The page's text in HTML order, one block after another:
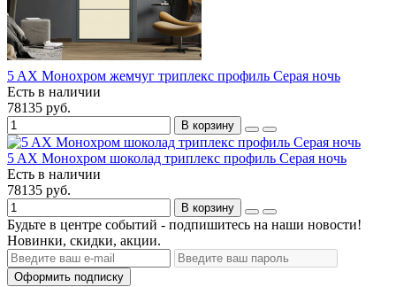
5 AX Монохром жемчуг триплекс профиль Серая ночь
Есть в наличии
78135 руб.
В корзину
5 AX Монохром шоколад триплекс профиль Серая ночь
Есть в наличии
78135 руб.
В корзину
Будьте в центре событий - подпишитесь на наши новости!
Новинки, скидки, акции.
Оформить подписку